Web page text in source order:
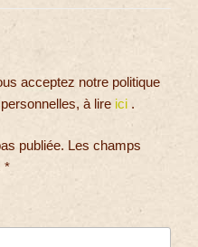
acceptez notre politique
à lire ici .
publiée. Les champs
*